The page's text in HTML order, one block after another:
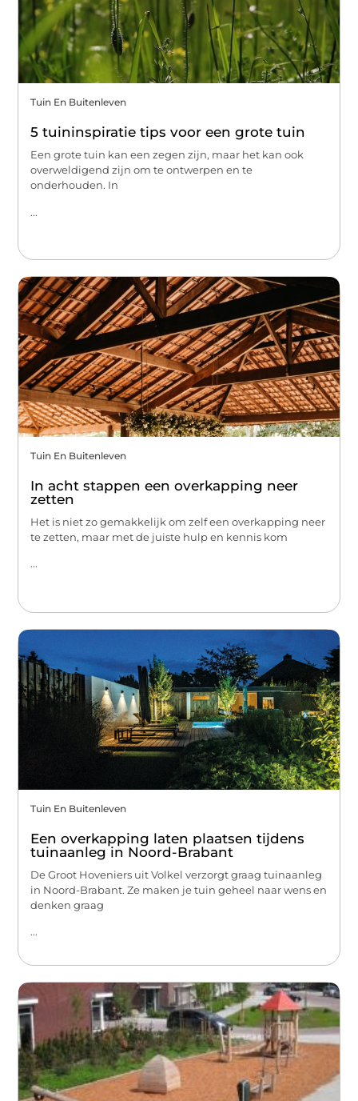
Tuin En Buitenleven
5 tuininspiratie tips voor een grote tuin
Een grote tuin kan een zegen zijn, maar het kan ook
overweldigend zijn om te ontwerpen en te
onderhouden. In
...
Tuin En Buitenleven
In acht stappen een overkapping neer
zetten
Het is niet zo gemakkelijk om zelf een overkapping neer
te zetten, maar met de juiste hulp en kennis kom
...
Tuin En Buitenleven
Een overkapping laten plaatsen tijdens
tuinaanleg in Noord-Brabant
De Groot Hoveniers uit Volkel verzorgt graag tuinaanleg
in Noord-Brabant. Ze maken je tuin geheel naar wens en
denken graag
...